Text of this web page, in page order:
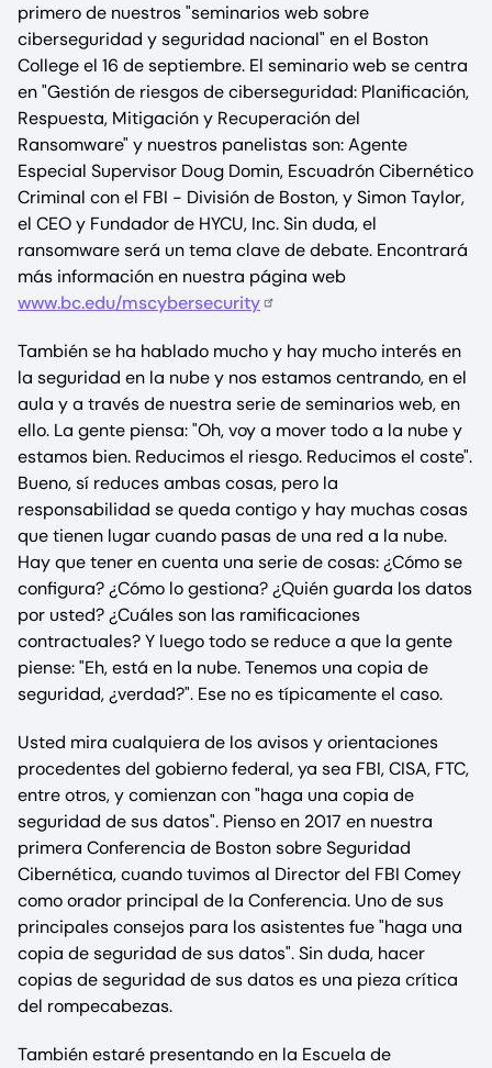
primero de nuestros "seminarios web sobre
ciberseguridad y seguridad nacional" en el Boston
College el 16 de septiembre. El seminario web se centra
en "Gestión de riesgos de ciberseguridad: Planificación,
Respuesta, Mitigación y Recuperación del
Ransomware" y nuestros panelistas son: Agente
Especial Supervisor Doug Domin, Escuadrón Cibernético
Criminal con el FBI - División de Boston, y Simon Taylor,
el CEO y Fundador de HYCU, Inc. Sin duda, el
ransomware será un tema clave de debate. Encontrará
más información en nuestra página web
www.bc.edu/mscybersecurity
También se ha hablado mucho y hay mucho interés en
la seguridad en la nube y nos estamos centrando, en el
aula y a través de nuestra serie de seminarios web, en
ello. La gente piensa: "Oh, voy a mover todo a la nube y
estamos bien. Reducimos el riesgo. Reducimos el coste".
Bueno, sí reduces ambas cosas, pero la
responsabilidad se queda contigo y hay muchas cosas
que tienen lugar cuando pasas de una red a la nube.
Hay que tener en cuenta una serie de cosas: ¿Cómo se
configura? ¿Cómo lo gestiona? ¿Quién guarda los datos
por usted? ¿Cuáles son las ramificaciones
contractuales? Y luego todo se reduce a que la gente
piense: "Eh, está en la nube. Tenemos una copia de
seguridad, ¿verdad?". Ese no es típicamente el caso.
Usted mira cualquiera de los avisos y orientaciones
procedentes del gobierno federal, ya sea FBI, CISA, FTC,
entre otros, y comienzan con "haga una copia de
seguridad de sus datos". Pienso en 2017 en nuestra
primera Conferencia de Boston sobre Seguridad
Cibernética, cuando tuvimos al Director del FBI Comey
como orador principal de la Conferencia. Uno de sus
principales consejos para los asistentes fue "haga una
copia de seguridad de sus datos". Sin duda, hacer
copias de seguridad de sus datos es una pieza crítica
del rompecabezas.
También estaré presentando en la Escuela de